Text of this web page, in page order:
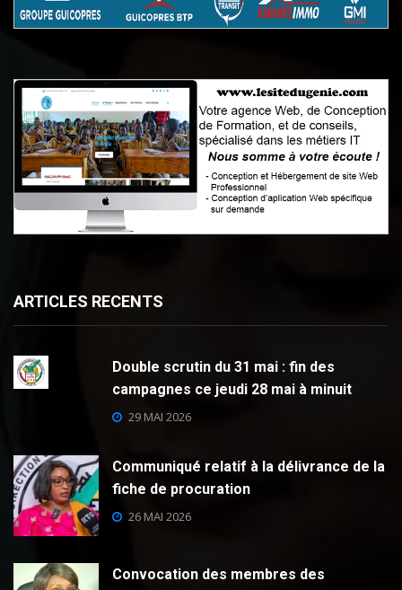
ARTICLES RECENTS
Double scrutin du 31 mai : fin des
campagnes ce jeudi 28 mai à minuit
29 MAI 2026
Communiqué relatif à la délivrance de la
fiche de procuration
26 MAI 2026
Convocation des membres des